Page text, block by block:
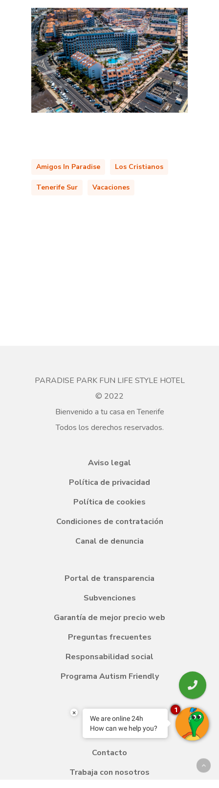
Amigos In Paradise Los Cristianos
Tenerife Sur Vacaciones
PARADISE PARK FUN LIFE STYLE HOTEL
© 2022
Bienvenido a tu casa en Tenerife
Todos los derechos reservados.
Aviso legal
Política de privacidad
Política de cookies
Condiciones de contratación
Canal de denuncia
Portal de transparencia
Subvenciones
Garantía de mejor precio web
Preguntas frecuentes
Responsabilidad social
Programa Autism Friendly
Transfer
Contacto
Trabaja con nosotros
×
We are online 24h
How can we help you?
1